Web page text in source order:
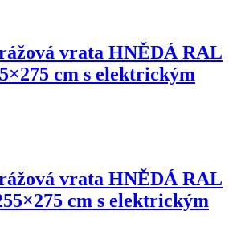
vrata HNĚDÁ RAL
cm s elektrickým
vrata HNĚDÁ RAL
cm s elektrickým